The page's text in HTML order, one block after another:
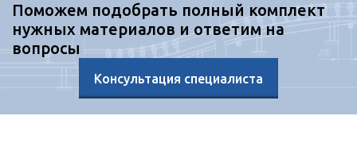
Поможем подобрать полный комплект
нужных материалов и ответим на
вопросы
Консультация специалиста